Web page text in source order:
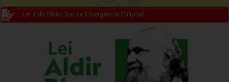
Lei Aldir Blanc (Lei de Emergência Cultural)